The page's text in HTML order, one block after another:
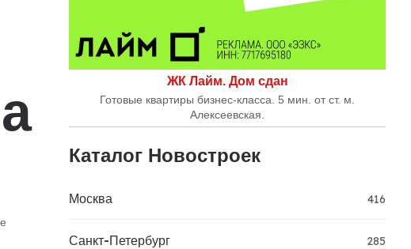
ЖК Лайм. Дом сдан
Готовые квартиры бизнес-класса. 5 мин. от ст. м.
Алексеевская.
Каталог Новостроек
Москва 416
Санкт-Петербург 285